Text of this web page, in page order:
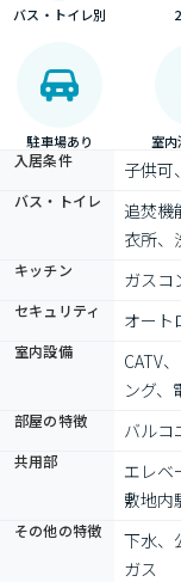
バス・トイレ別
駐車場あり 室
入居条件 子供可
バス・トイレ
追焚機
衣所、
キッチン ガスコ
セキュリティ オート
室内設備
CATV
ング、
部屋の特徴 バルコ
共用部
エレベ
敷地内
その他の特徴
下水、
ガス